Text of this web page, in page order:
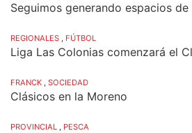
Seguimos generando espacios
REGIONALES , FÚTBOL
Liga Las Colonias comenzará el
FRANCK , SOCIEDAD
Clásicos en la Moreno
PROVINCIAL , PESCA